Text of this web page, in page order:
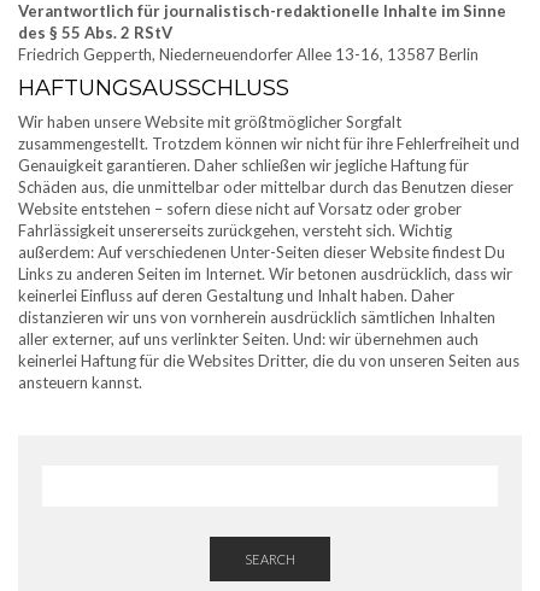
Verantwortlich für journalistisch-redaktionelle Inhalte im Sinne
des § 55 Abs. 2 RStV
Friedrich Gepperth, Niederneuendorfer Allee 13-16, 13587 Berlin
HAFTUNGSAUSSCHLUSS
Wir haben unsere Website mit größtmöglicher Sorgfalt
zusammengestellt. Trotzdem können wir nicht für ihre Fehlerfreiheit und
Genauigkeit garantieren. Daher schließen wir jegliche Haftung für
Schäden aus, die unmittelbar oder mittelbar durch das Benutzen dieser
Website entstehen – sofern diese nicht auf Vorsatz oder grober
Fahrlässigkeit unsererseits zurückgehen, versteht sich. Wichtig
außerdem: Auf verschiedenen Unter-Seiten dieser Website findest Du
Links zu anderen Seiten im Internet. Wir betonen ausdrücklich, dass wir
keinerlei Einfluss auf deren Gestaltung und Inhalt haben. Daher
distanzieren wir uns von vornherein ausdrücklich sämtlichen Inhalten
aller externer, auf uns verlinkter Seiten. Und: wir übernehmen auch
keinerlei Haftung für die Websites Dritter, die du von unseren Seiten aus
ansteuern kannst.
SEARCH